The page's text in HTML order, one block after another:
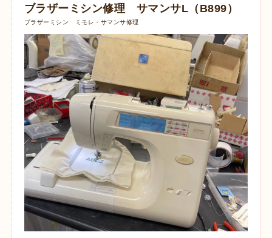
ブラザーミシン修理 サマンサL（B899）
ブラザーミシン ミモレ・サマンサ修理